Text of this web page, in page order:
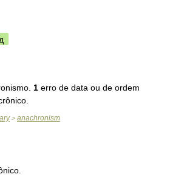
1 erro de data ou de ordem
> anachronism